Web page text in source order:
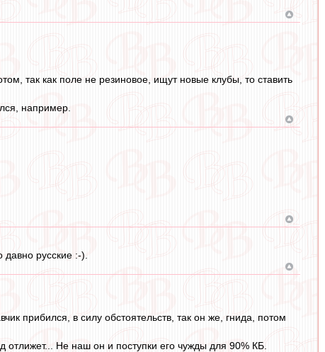
так как поле не резиновое, ищут новые клубы, то ставить
например.
русские :-).
прибился, в силу обстоятельств, так он же, гнида, потом
Не наш он и поступки его чужды для 90% КБ.